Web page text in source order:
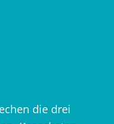
die drei